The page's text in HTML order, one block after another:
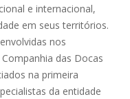
e internacional,
em seus territórios.
nos
das Docas
na primeira
da entidade